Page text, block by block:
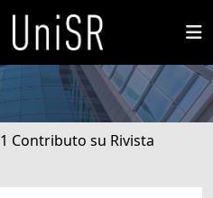
1 Contributo su Rivista